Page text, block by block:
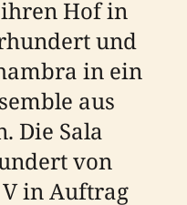
Hof in
und
in ein
aus
Die Sala
von
in Auftrag